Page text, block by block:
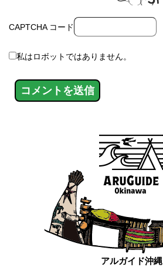
CAPTCHA コード
私はロボットではありません。
アルガイド沖縄